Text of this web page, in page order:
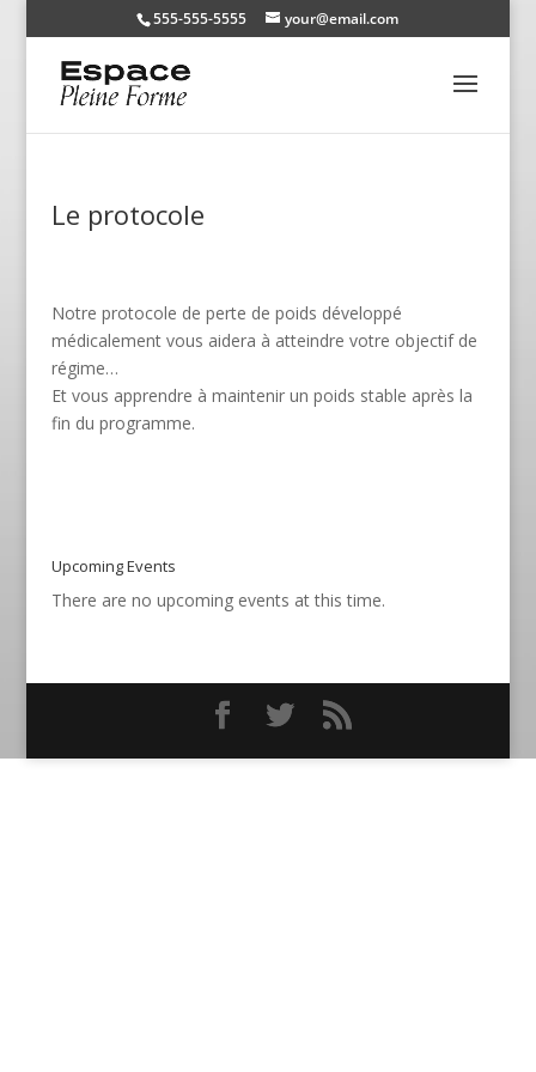
555-555-5555 your@email.com
Le protocole
Notre protocole de perte de poids développé
médicalement vous aidera à atteindre votre objectif de
régime…
Et vous apprendre à maintenir un poids stable après la
fin du programme.
Upcoming Events
There are no upcoming events at this time.